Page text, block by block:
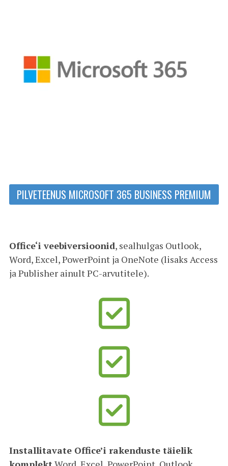
PILVETEENUS MICROSOFT 365 BUSINESS PREMIUM
Office‘i veebiversioonid, sealhulgas Outlook,
Word, Excel, PowerPoint ja OneNote (lisaks Access
ja Publisher ainult PC-arvutitele).
Installitavate Office’i rakenduste täielik